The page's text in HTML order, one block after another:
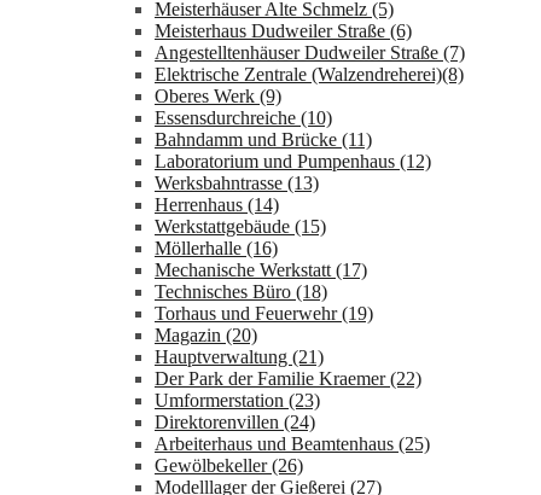
Meisterhäuser Alte Schmelz (5)
Meisterhaus Dudweiler Straße (6)
Angestelltenhäuser Dudweiler Straße (7)
Elektrische Zentrale (Walzendreherei)(8)
Oberes Werk (9)
Essensdurchreiche (10)
Bahndamm und Brücke (11)
Laboratorium und Pumpenhaus (12)
Werksbahntrasse (13)
Herrenhaus (14)
Werkstattgebäude (15)
Möllerhalle (16)
Mechanische Werkstatt (17)
Technisches Büro (18)
Torhaus und Feuerwehr (19)
Magazin (20)
Hauptverwaltung (21)
Der Park der Familie Kraemer (22)
Umformerstation (23)
Direktorenvillen (24)
Arbeiterhaus und Beamtenhaus (25)
Gewölbekeller (26)
Modelllager der Gießerei (27)